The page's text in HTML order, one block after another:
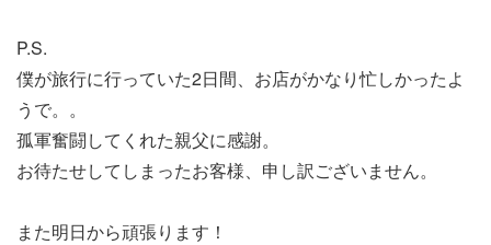
P.S.
僕が旅行に行っていた2日間、お店がかなり忙しかったよ
うで。。
孤軍奮闘してくれた親父に感謝。
お待たせしてしまったお客様、申し訳ございません。
また明日から頑張ります！